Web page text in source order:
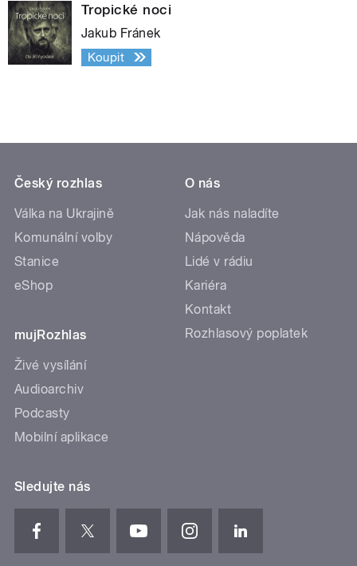
Tropické noci
Jakub Fránek
Koupit
Český rozhlas
Válka na Ukrajině
Komunální volby
Stanice
eShop
mujRozhlas
Živé vysílání
Audioarchiv
Podcasty
Mobilní aplikace
O nás
Jak nás naladíte
Nápověda
Lidé v rádiu
Kariéra
Kontakt
Rozhlasový poplatek
Sledujte nás